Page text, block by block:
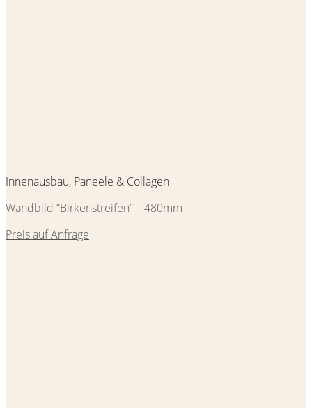
Innenausbau, Paneele & Collagen
Wandbild “Birkenstreifen” – 480mm
Preis auf Anfrage